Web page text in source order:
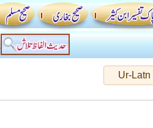
Ur-Latn